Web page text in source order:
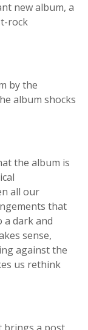
new album, a
rock
by the
album shocks
the album is
all our
that
dark and
sense,
against the
us rethink